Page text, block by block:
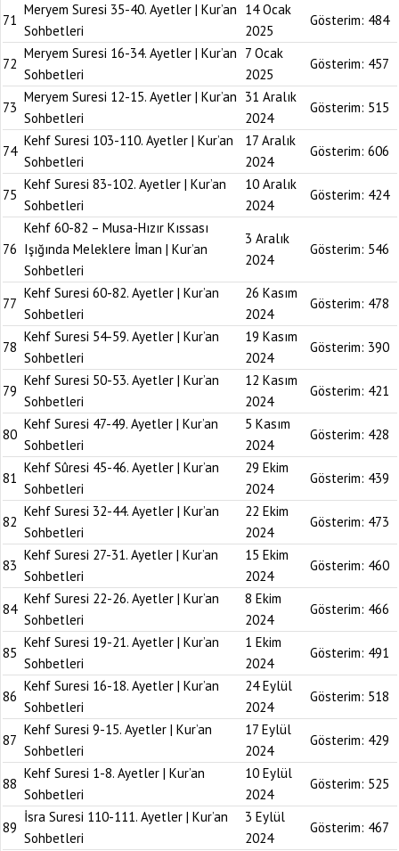
71
Meryem Suresi 35-40. Ayetler | Kur’an
Sohbetleri
14 Ocak
2025
Gösterim: 484
72
Meryem Suresi 16-34. Ayetler | Kur’an
Sohbetleri
7 Ocak
2025
Gösterim: 457
73
Meryem Suresi 12-15. Ayetler | Kur’an
Sohbetleri
31 Aralık
2024
Gösterim: 515
74
Kehf Suresi 103-110. Ayetler | Kur’an
Sohbetleri
17 Aralık
2024
Gösterim: 606
75
Kehf Suresi 83-102. Ayetler | Kur’an
Sohbetleri
10 Aralık
2024
Gösterim: 424
76
Kehf 60-82 – Musa-Hızır Kıssası
Işığında Meleklere İman | Kur’an
Sohbetleri
3 Aralık
2024
Gösterim: 546
77
Kehf Suresi 60-82. Ayetler | Kur’an
Sohbetleri
26 Kasım
2024
Gösterim: 478
78
Kehf Suresi 54-59. Ayetler | Kur’an
Sohbetleri
19 Kasım
2024
Gösterim: 390
79
Kehf Suresi 50-53. Ayetler | Kur’an
Sohbetleri
12 Kasım
2024
Gösterim: 421
80
Kehf Suresi 47-49. Ayetler | Kur’an
Sohbetleri
5 Kasım
2024
Gösterim: 428
81
Kehf Sûresi 45-46. Ayetler | Kur’an
Sohbetleri
29 Ekim
2024
Gösterim: 439
82
Kehf Suresi 32-44. Ayetler | Kur’an
Sohbetleri
22 Ekim
2024
Gösterim: 473
83
Kehf Suresi 27-31. Ayetler | Kur’an
Sohbetleri
15 Ekim
2024
Gösterim: 460
84
Kehf Suresi 22-26. Ayetler | Kur’an
Sohbetleri
8 Ekim
2024
Gösterim: 466
85
Kehf Suresi 19-21. Ayetler | Kur’an
Sohbetleri
1 Ekim
2024
Gösterim: 491
86
Kehf Suresi 16-18. Ayetler | Kur’an
Sohbetleri
24 Eylül
2024
Gösterim: 518
87
Kehf Suresi 9-15. Ayetler | Kur’an
Sohbetleri
17 Eylül
2024
Gösterim: 429
88
Kehf Suresi 1-8. Ayetler | Kur’an
Sohbetleri
10 Eylül
2024
Gösterim: 525
89
İsra Suresi 110-111. Ayetler | Kur’an
Sohbetleri
3 Eylül
2024
Gösterim: 467